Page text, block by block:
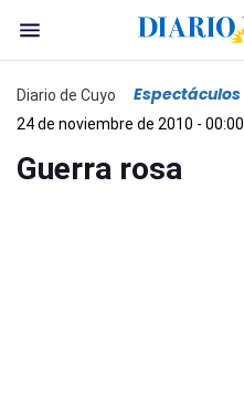
Diario de Cuyo Espectáculos
24 de noviembre de 2010 - 00:00
Guerra rosa